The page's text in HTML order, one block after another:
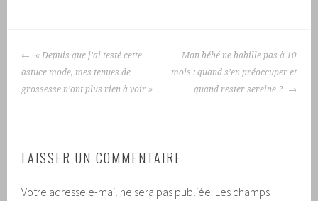
NAVIGATION
DES
ARTICLES
« Depuis que j’ai testé cette
astuce mode, mes tenues de
grossesse n’ont plus rien à voir »
Mon bébé ne babille pas à 10
mois : quand s’en préoccuper et
quand rester sereine ?
LAISSER UN COMMENTAIRE
Votre adresse e-mail ne sera pas publiée. Les champs